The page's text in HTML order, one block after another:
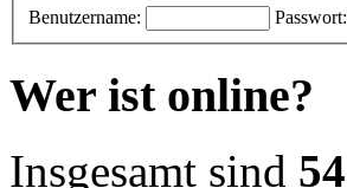
Benutzername: Passwort:
Wer ist online?
Insgesamt sind 54